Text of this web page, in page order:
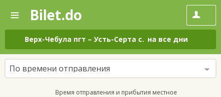
—
Поиск
и
покупка
билетов
на
автобус
онлайн
Bilet.do
Верх-Чебула пгт – Усть-Серта с. на все дни
По времени отправления
Время отправления и прибытия местное